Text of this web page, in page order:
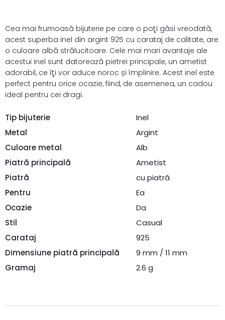
Cea mai frumoasă bijuterie pe care o poţi găsi vreodată,
acest superba inel din argint 925 cu carataj de calitate, are
o culoare albă strălucitoare. Cele mai mari avantaje ale
acestui inel sunt datorează pietrei principale, un ametist
adorabil, ce îţi vor aduce noroc și împlinire. Acest inel este
perfect pentru orice ocazie, fiind, de asemenea, un cadou
ideal pentru cei dragi.
Tip bijuterie
Inel
Metal
Argint
Culoare metal
Alb
Piatră principală
Ametist
Piatră
cu piatră
Pentru
Ea
Ocazie
Da
Stil
Casual
Carataj
925
Dimensiune piatră principală
9 mm / 11 mm
Gramaj
2.6 g